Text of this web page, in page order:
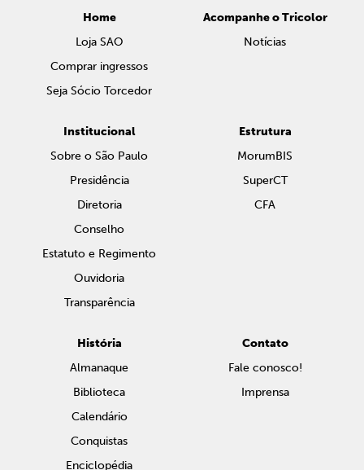
Home
Loja SAO
Comprar ingressos
Seja Sócio Torcedor
Acompanhe o Tricolor
Notícias
Institucional
Sobre o São Paulo
Presidência
Diretoria
Conselho
Estatuto e Regimento
Ouvidoria
Transparência
Estrutura
MorumBIS
SuperCT
CFA
História
Almanaque
Biblioteca
Calendário
Conquistas
Enciclopédia
Contato
Fale conosco!
Imprensa